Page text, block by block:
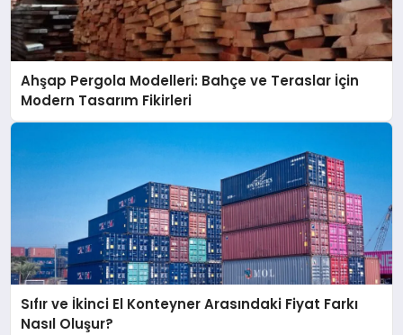
Ahşap Pergola Modelleri: Bahçe ve Teraslar İçin
Modern Tasarım Fikirleri
Sıfır ve İkinci El Konteyner Arasındaki Fiyat Farkı
Nasıl Oluşur?